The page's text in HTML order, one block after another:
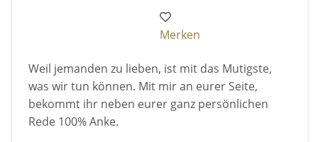
Merken
Weil jemanden zu lieben, ist mit das Mutigste,
was wir tun können. Mit mir an eurer Seite,
bekommt ihr neben eurer ganz persönlichen
Rede 100% Anke.